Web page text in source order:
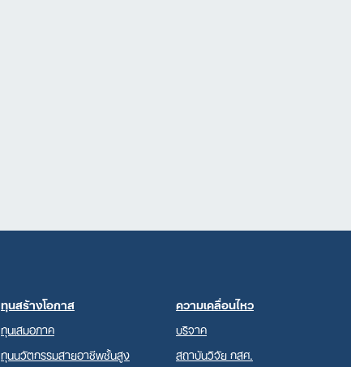
ทุนสร้างโอกาส
ทุนเสมอภาค
ทุนนวัตกรรมสายอาชีพชั้นสูง
ความเคลื่อนไหว
บริจาค
สถาบันวิจัย กสศ.